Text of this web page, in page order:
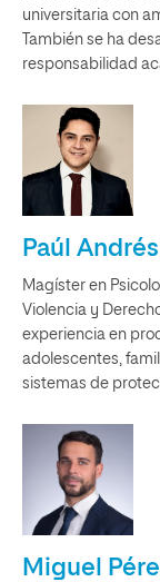
universitaria con
También se ha
responsabilidad
Paúl
Magíster en
Violencia y
experiencia en
adolescentes,
sistemas de
Miguel